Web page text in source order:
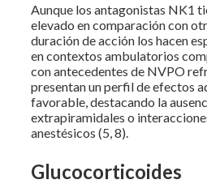
Aunque los antagonistas NK1
elevado en comparación con
duración de acción los hacen
en contextos ambulatorios
con antecedentes de NVPO
presentan un perfil de efectos
favorable, destacando la
extrapiramidales o
anestésicos (5, 8).
Glucocorticoides